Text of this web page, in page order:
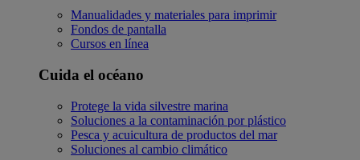
Manualidades y materiales para imprimir
Fondos de pantalla
Cursos en línea
Cuida el océano
Protege la vida silvestre marina
Soluciones a la contaminación por plástico
Pesca y acuicultura de productos del mar
Soluciones al cambio climático